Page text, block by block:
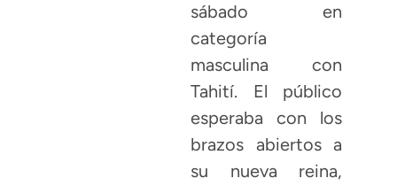
sábado en
categoría
masculina con
Tahití. El público
esperaba con los
brazos abiertos a
su nueva reina,